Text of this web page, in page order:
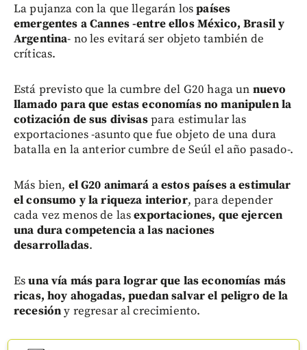
La pujanza con la que llegarán lospaíses
emergentes a Cannes -entre ellos México, Brasil y
Argentina- no les evitará ser objeto también de
críticas.
Está previsto que la cumbre del G20 haga un nuevo
llamado para que estas economías no manipulen la
cotización de sus divisaspara estimular las
exportaciones -asunto que fue objeto de una dura
batalla en la anterior cumbre de Seúl el año pasado-.
Más bien, el G20 animará a estos países a estimular
el consumo y la riqueza interior, para depender
cada vez menos de lasexportaciones, que ejercen
una dura competencia a las naciones
desarrolladas.
Esuna vía más para lograr que las economías más
ricas, hoy ahogadas, puedan salvar el peligro de la
recesióny regresar al crecimiento.